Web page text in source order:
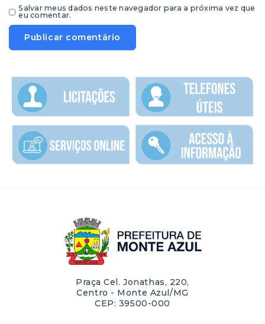
Salvar meus dados neste navegador para a próxima vez que
eu comentar.
Praça Cel. Jonathas, 220,
Centro - Monte Azul/MG
CEP: 39500-000